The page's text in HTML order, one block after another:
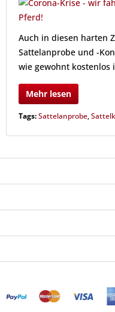
Auch in diesen harten
Sattelanprobe und -
wie gewohnt kostenlos
Mehr lesen
Tags:Sattelanprobe,